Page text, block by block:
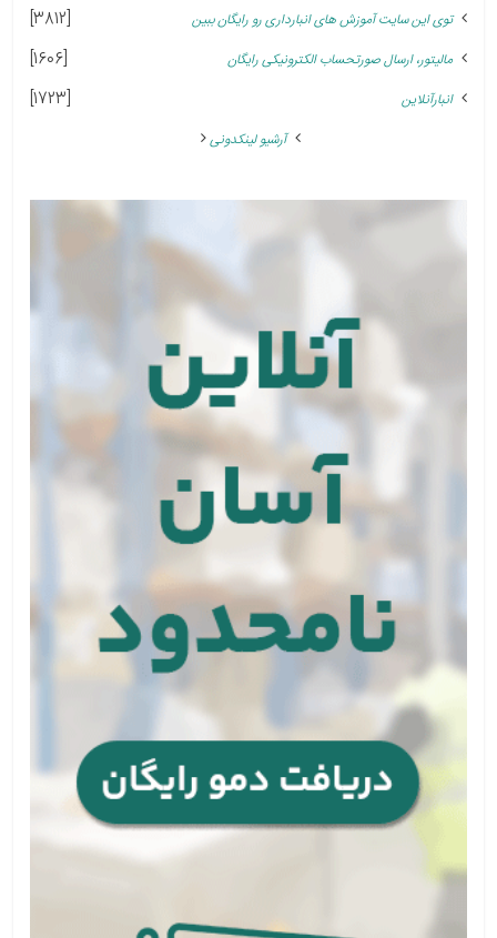
توی این سایت آموزش های انبارداری رو رایگان ببین [3812]
مالیتور، ارسال صورتحساب الکترونیکی رایگان [1606]
انبارآنلاین [1723]
آرشیو لینکدونی